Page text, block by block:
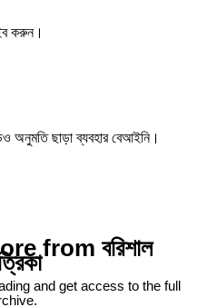
করুন।
অনুমতি ছাড়া ব্যবহার বেআইনি।
from বরিশাল
and get access to the full